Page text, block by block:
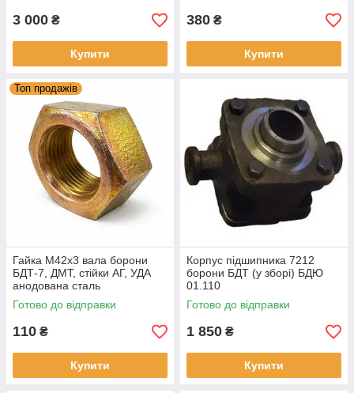
3 000 ₴
Купити
380 ₴
Купити
Топ продажів
Гайка М42х3 вала борони
БДТ-7, ДМТ, стійки АГ, УДА
анодована сталь
Готово до відправки
110 ₴
Купити
Корпус підшипника 7212
борони БДТ (у зборі) БДЮ
01.110
Готово до відправки
1 850 ₴
Купити